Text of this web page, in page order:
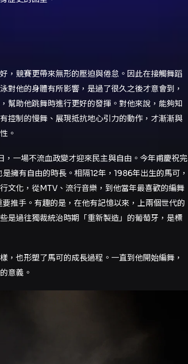
，競賽更帶來無形的壓迫與倦怠。因此在接觸舞蹈
對他的身體有所影響，是過了很久之後才意會到，
幫助他跳舞時進行更好的發揮。對他來說，能夠知
控制的慢舞、展現抵抗地心引力的動作，才漸漸與
。
一場不流血政變才迎來民主與自由。今年甫慶祝完
擁有自由的時長。相隔12年，1986年出生的馬可，
文化，從MTV、流行音樂，到他當年最喜歡的編舞
推手。有趣的是，在他有記憶以來，上兩個世代的
是過往獨裁統治時期「重新製造」的葡萄牙，是標
，也形塑了馬可的成長過程。一直到他開始編舞，
意義。